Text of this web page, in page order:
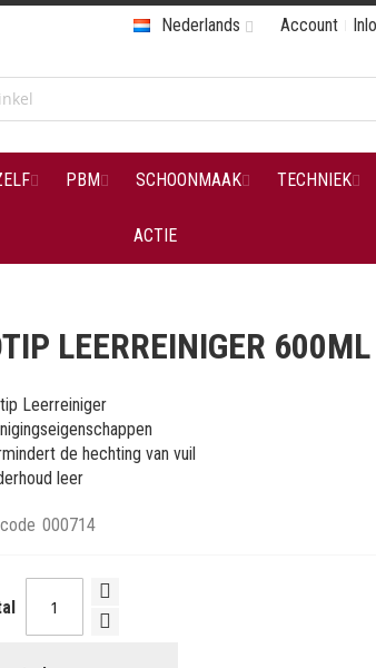
Account
Nederlands
PBM SCHOONMAAK TECHNIEK
ACTIE
LEERREINIGER 600ML
Leerreiniger
de hechting van vuil
leer
000714